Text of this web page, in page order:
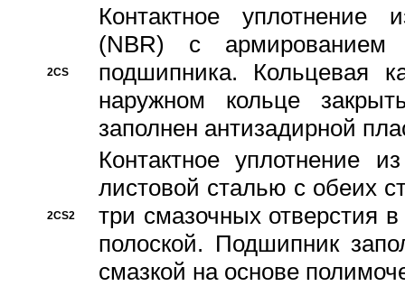
2CS
Контактное уплотнение
(NBR) с
подшипника. Кольцевая
наружном кольце
заполнен антизадирной
2CS2
Контактное уплотнение
листовой сталью с обеих
три смазочных отверстия
полоской. Подшипник
смазкой на основе